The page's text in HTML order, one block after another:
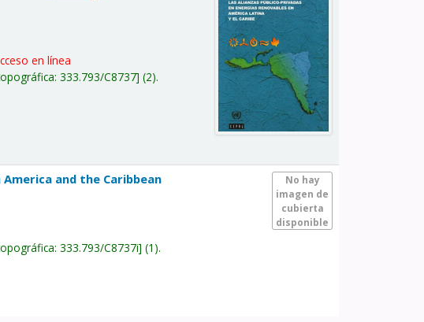
en línea
333.793/C8737 (2).
No hay
imagen de
cubierta
disponible
and the Caribbean
333.793/C8737i (1).